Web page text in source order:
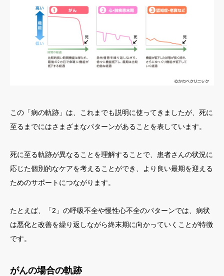
この「病の軌跡」は、これまでも説明に使ってきましたが、死に
至るまでにはさまざまなパターンがあることを表しています。
死に至る軌跡が異なることを理解することで、患者さんの状況に
応じた個別的なケアを考えることができ、より良い最期を迎える
ためのサポートにつながります。
たとえば、「2」の呼吸不全や慢性心不全のパターンでは、病状
は悪化と改善を繰り返しながら終末期に向かっていくことが特徴
です。
がんの場合の軌跡